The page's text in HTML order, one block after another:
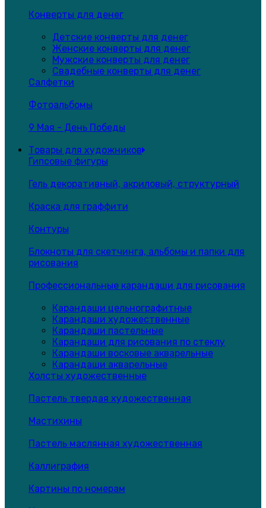
Конверты для денег
Детские конверты для денег
Женские конверты для денег
Мужские конверты для денег
Свадебные конверты для денег
Салфетки
Фотоальбомы
9 Мая - День Победы
Товары для художников
Гипсовые фигуры
Гель декоративный, акриловый, структурный
Краска для граффити
Контуры
Блокноты для скетчинга, альбомы и папки для
рисования
Профессиональные карандаши для рисования
Карандаши цельнографитные
Карандаши художественные
Карандаши пастельные
Карандаши для рисования по стеклу
Карандаши восковые акварельные
Карандаши акварельные
Холсты художественные
Пастель твердая художественная
Мастихины
Пастель маслянная художественная
Каллиграфия
Картины по номерам